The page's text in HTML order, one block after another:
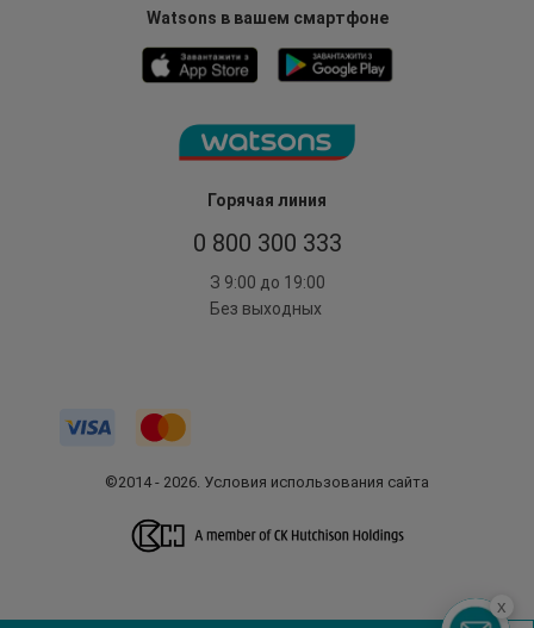
Горячая линия
0 800 300 333
З 9:00 до 19:00
Без выходных
Watsons в вашем смартфоне
©2014 - 2026. Условия использования сайта
x